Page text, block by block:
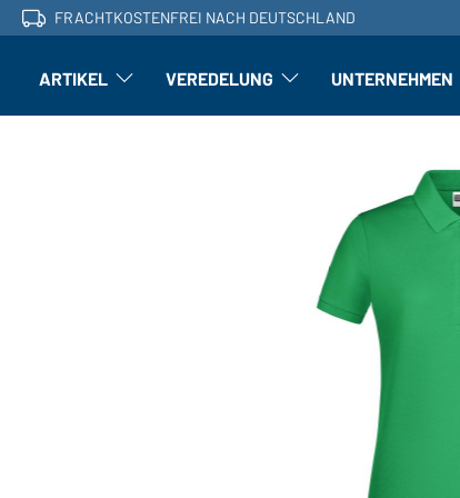
FRACHTKOSTENFREI NACH DEUTSCHLAND
ARTIKEL Artikel: Untermenü öffnen
VEREDELUNG Veredelung: Untermenü öffnen
UNTERNEHMEN